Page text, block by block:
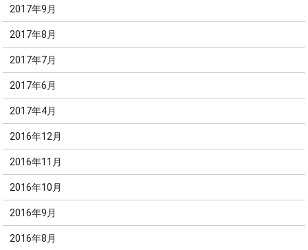
2017年9月
2017年8月
2017年7月
2017年6月
2017年4月
2016年12月
2016年11月
2016年10月
2016年9月
2016年8月